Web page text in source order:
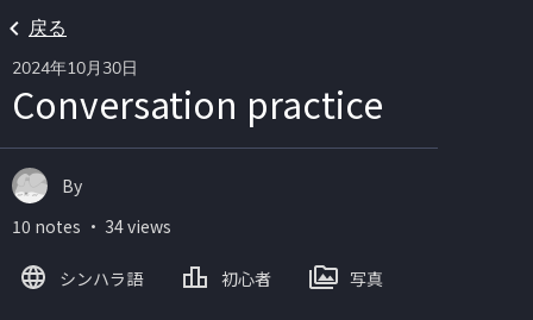
戻る
2024年10月30日
Conversation practice
By
10 notes ・ 34 views
シンハラ語 初心者 写真